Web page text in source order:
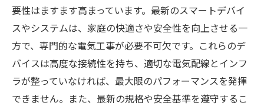
要性はますます高まっています。最新のスマートデバイ
スやシステムは、家庭の快適さや安全性を向上させる一
方で、専門的な電気工事が必要不可欠です。これらのデ
バイスは高度な接続性を持ち、適切な電気配線とインフ
ラが整っていなければ、最大限のパフォーマンスを発揮
できません。また、最新の規格や安全基準を遵守するこ